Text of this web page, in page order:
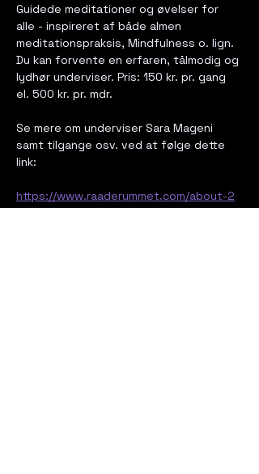
Guidede meditationer og øvelser for
alle - inspireret af både almen
meditationspraksis, Mindfulness o. lign.
Du kan forvente en erfaren, tålmodig og
lydhør underviser. Pris: 150 kr. pr. gang
el. 500 kr. pr. mdr.
Se mere om underviser Sara Mageni
samt tilgange osv. ved at følge dette
link:
https://www.raaderummet.com/about-2